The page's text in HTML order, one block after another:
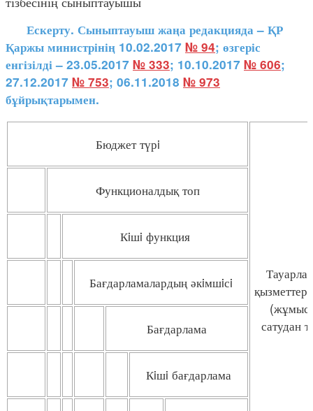
Ескерту. Сыныптауыш жаңа редакцияда – ҚР
Қаржы министрінің 10.02.2017 № 94; өзгеріс
енгізілді – 23.05.2017 № 333; 10.10.2017 № 606;
27.12.2017 № 753; 06.11.2018 № 973
бұйрықтарымен.
Бюджет түрi
сатудан
Функционалдық топ
Кiшi функция
Бағдарламалардың әкiмшiсi
Бағдарлама
Кiшi бағдарлама